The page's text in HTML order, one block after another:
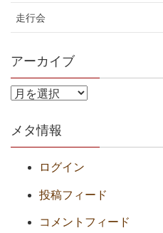
走行会
アーカイブ
メタ情報
ログイン
投稿フィード
コメントフィード